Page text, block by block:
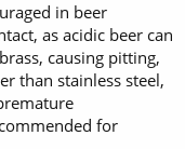
in beer
as acidic beer can
causing pitting,
than stainless steel,
for